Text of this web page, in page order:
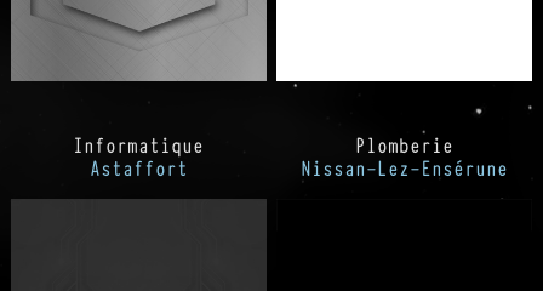
Informatique
Astaffort
Plomberie
Nissan-Lez-Ensérune